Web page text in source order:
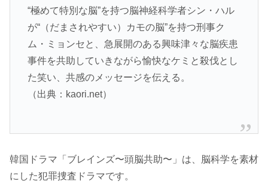
“極めて特別な脳”を持つ脳神経科学者シン・ハル
が“（だまされやすい）カモの脳”を持つ刑事ク
ム・ミョンセと、急展開のある興味津々な脳疾患
事件を共助していきながら愉快なケミと殺伐とし
た笑い、共感のメッセージを伝える。
（出典：kaori.net）
韓国ドラマ「ブレインズ〜頭脳共助〜」は、脳科学を素材
にした犯罪捜査ドラマです。